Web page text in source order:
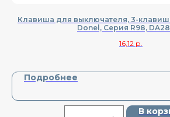
Клавиша для выключателя, 3-
Donel, Cерия R98,
16,12 р.
Подробнее
В